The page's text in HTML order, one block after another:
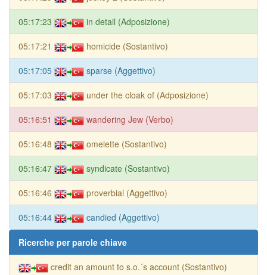
05:17:23 in detail (Adposizione)
05:17:21 homicide (Sostantivo)
05:17:05 sparse (Aggettivo)
05:17:03 under the cloak of (Adposizione)
05:16:51 wandering Jew (Verbo)
05:16:48 omelette (Sostantivo)
05:16:47 syndicate (Sostantivo)
05:16:46 proverbial (Aggettivo)
05:16:44 candied (Aggettivo)
Ricerche per parole chiave
credit an amount to s.o.´s account (Sostantivo)